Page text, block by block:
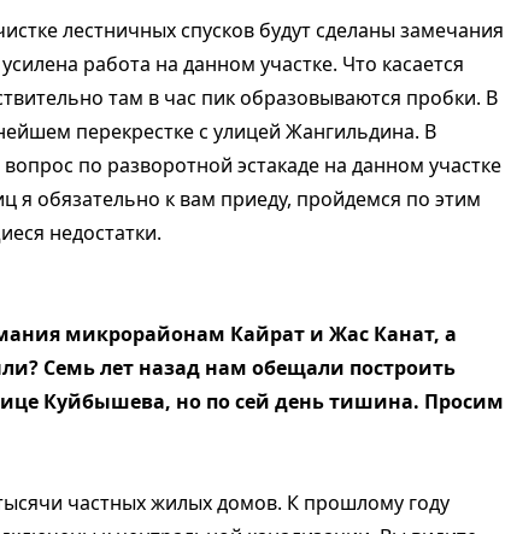
лестничных спусков будут сделаны замечания
работа на данном участке. Что касается
там в час пик образовываются пробки. В
перекрестке с улицей Жангильдина. В
по разворотной эстакаде на данном участке
я обязательно к вам приеду, пройдемся по этим
недостатки.
микрорайонам Кайрат и Жас Канат, а
Семь лет назад нам обещали построить
Куйбышева, но по сей день тишина. Просим
частных жилых домов. К прошлому году